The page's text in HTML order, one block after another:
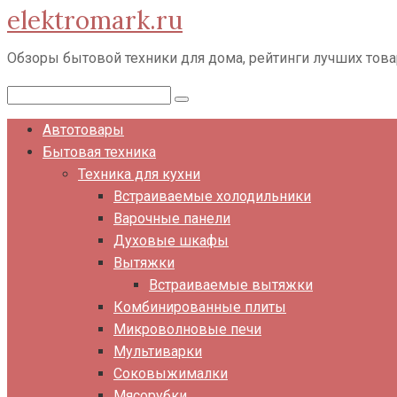
Перейти
к
контенту
elektromark.ru
Обзоры бытовой техники для дома, рейтинги лучших
Автотовары
Бытовая техника
Техника для кухни
Встраиваемые холодильники
Варочные панели
Духовые шкафы
Вытяжки
Встраиваемые вытяжки
Комбинированные плиты
Микроволновые печи
Мультиварки
Соковыжималки